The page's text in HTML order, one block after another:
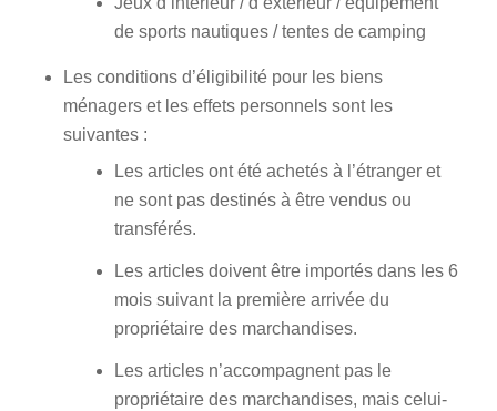
de sports nautiques / tentes de camping
Les conditions d’éligibilité pour les biens
ménagers et les effets personnels sont les
suivantes :
Les articles ont été achetés à l’étranger et
ne sont pas destinés à être vendus ou
transférés.
Les articles doivent être importés dans les 6
mois suivant la première arrivée du
propriétaire des marchandises.
Les articles n’accompagnent pas le
propriétaire des marchandises, mais celui-